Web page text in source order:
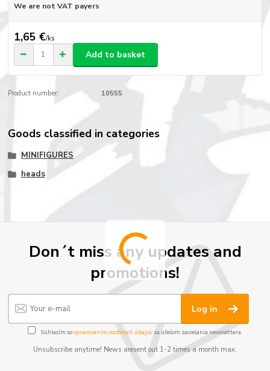
We are not VAT payers
1,65 €/ks
Add to basket
Product number: 10555
Goods classified in categories
MINIFIGURES
heads
Don´t miss any updates and
promotions!
Log in
Súhlasím sospracovaním osobných údajov za účelom zasielania newslettera.
Unsubscribe anytime! News aresent out 1-2 times a month max.